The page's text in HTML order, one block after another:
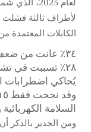
لأطراف ثالثة
الكابلات المعتمدة
٣٤٪ عانت من ضعف الإشارة أثناء المراقبة الممتدة
٢٨٪ تسببت في
يُحاكي اضطرابات
السلامة
ومن الجدير بالذكر